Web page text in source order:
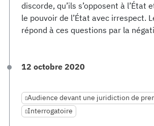
discorde, qu’ils s’opposent à l’État
le pouvoir de l’État avec irrespect.
répond à ces questions par la
12 octobre 2020
Audience devant une juridiction de
Interrogatoire